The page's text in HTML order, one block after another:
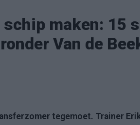
maken: 15
Van de
tegemoet. Trainer